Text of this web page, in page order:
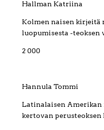
Hallman Katriina
Kolmen naisen kirjeitä
luopumisesta -
2 000
Hannula Tommi
Latinalaisen Amerikan
kertovan